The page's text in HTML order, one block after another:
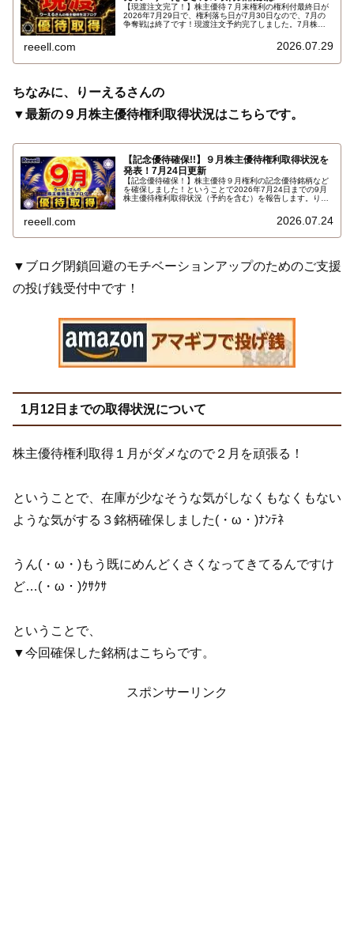
【現渡注文完了！】株主優待７月末権利の権利付最終日が
2026年7月29日で、権利落ち日が7月30日なので、7月の
争奪戦は終了です！現渡注文予約完了しました。7月株主
reeell.com 2026.07.29
ちなみに、りーえるさんの
▼最新の９月株主優待権利取得状況はこちらです。
【記念優待確保!!】９月株主優待権利取得状況を
発表！7月24日更新
【記念優待確保！】株主優待９月権利の記念優待銘柄など
を確保しました！ということで2026年7月24日までの9月
株主優待権利取得状況（予約を含む）を報告します。りー
reeell.com 2026.07.24
▼ブログ閉鎖回避のモチベーションアップのためのご支援
の投げ銭受付中です！
1月12日までの取得状況について
株主優待権利取得１月がダメなので２月を頑張る！
ということで、在庫が少なそうな気がしなくもなくもない
ような気がする３銘柄確保しました(・ω・)ﾅﾝﾃﾈ
うん(・ω・)もう既にめんどくさくなってきてるんですけ
ど…(・ω・)ｸｻｸｻ
ということで、
▼今回確保した銘柄はこちらです。
スポンサーリンク